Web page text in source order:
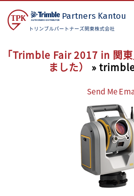
Partners Kantou
トリンブルパートナーズ関東株式会社
「Trimble Fair 2017 in 関
ました）
»
Send Me